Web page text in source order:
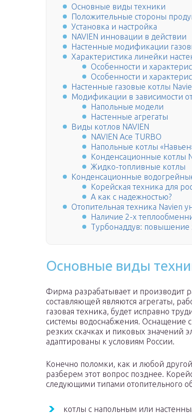
Основные виды техники
Положительные стороны
Установка и настройка
NAVIEN инновации в действии
Настенные модификации
Характеристика линейки
Особенности и
Особенности и
Настенные газовые котлы
Модификации в зависимости
Напольные модели
Настенные агрегаты
Виды котлов NAVIEN
NAVIEN Ace TURBO
Напольные котлы
Конденсационные котлы
Жидко-топливные котлы
Конденсационные
Корейская техника для
А как с надежностью?
Отопительная техника Navien
Наличие 2-х
Турбонаддув: повышение
Основные виды
Фирма разрабатывает и производит
составляющей являются агрегаты,
газовая техника, будет исправно
системы водоснабжения. Оснащение
резких скачках и пиковых значений
адаптированы к условиям России.
Конечно поломки, как и любой
разберем этот вопрос позднее.
следующими типами отопительного
котлы с напольным или